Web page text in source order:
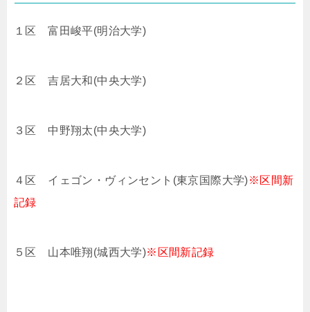
１区 富田峻平(明治大学)
２区 吉居大和(中央大学)
３区 中野翔太(中央大学)
４区 イェゴン・ヴィンセント(東京国際大学)※区間新
記録
５区 山本唯翔(城西大学)※区間新記録